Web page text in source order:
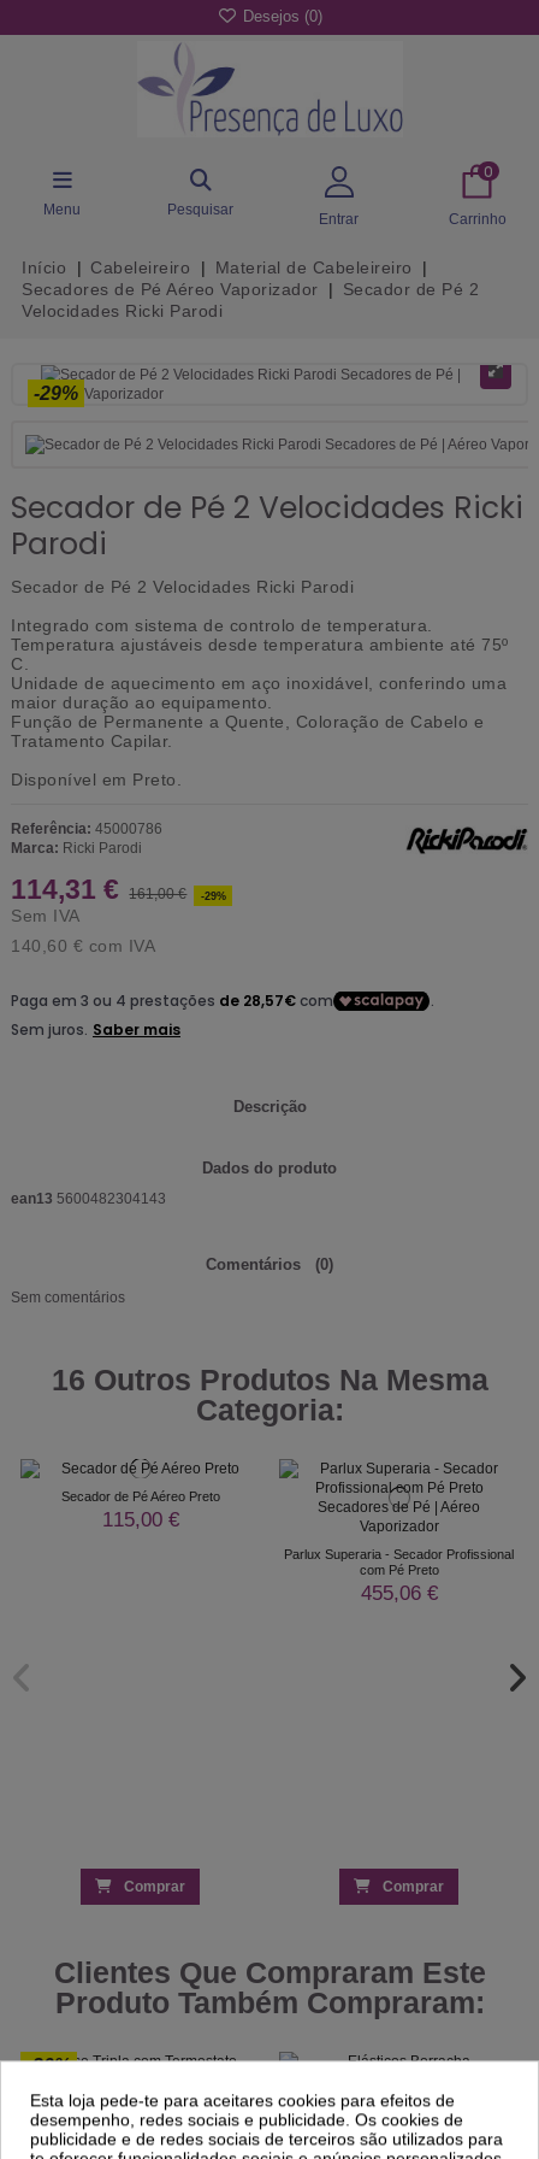
Desejos (0)
Menu Pesquisar
Entrar
0
Carrinho
Início Cabeleireiro
Material de Cabeleireiro
Secadores de Pé Aéreo Vaporizador
Secador de Pé 2
Velocidades Ricki Parodi
-29%
Secador de Pé 2 Velocidades Ricki
Parodi
Secador de Pé 2 Velocidades Ricki Parodi
Integrado com sistema de controlo de temperatura.
Temperatura ajustáveis desde temperatura ambiente até 75º
C.
Unidade de aquecimento em aço inoxidável, conferindo uma
maior duração ao equipamento.
Função de Permanente a Quente, Coloração de Cabelo e
Tratamento Capilar.
Disponível em Preto.
Referência: 45000786
Marca: Ricki Parodi
114,31 € 161,00 € -29%
Sem IVA
140,60 € com IVA
Descrição
Dados do produto
ean13 5600482304143
Comentários (0)
Sem comentários
16 Outros Produtos Na Mesma
Categoria:
Secador de Pé Aéreo Preto
115,00 €
Comprar
Parlux Superaria - Secador Profissional
com Pé Preto
455,06 €
Comprar
Clientes Que Compraram Este
Produto Também Compraram:
-30%
Base Tripla com Termostato - ProWax3 -
Ricki Parodi
Elásticos Borracha Transparentes 10g -
Steinhart
Esta loja pede-te para aceitares cookies para efeitos de
desempenho, redes sociais e publicidade. Os cookies de
publicidade e de redes sociais de terceiros são utilizados para